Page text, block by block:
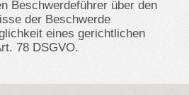
Beschwerdeführer über den
der Beschwerde
eines gerichtlichen
78 DSGVO.